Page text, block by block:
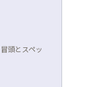
頭とスペッ